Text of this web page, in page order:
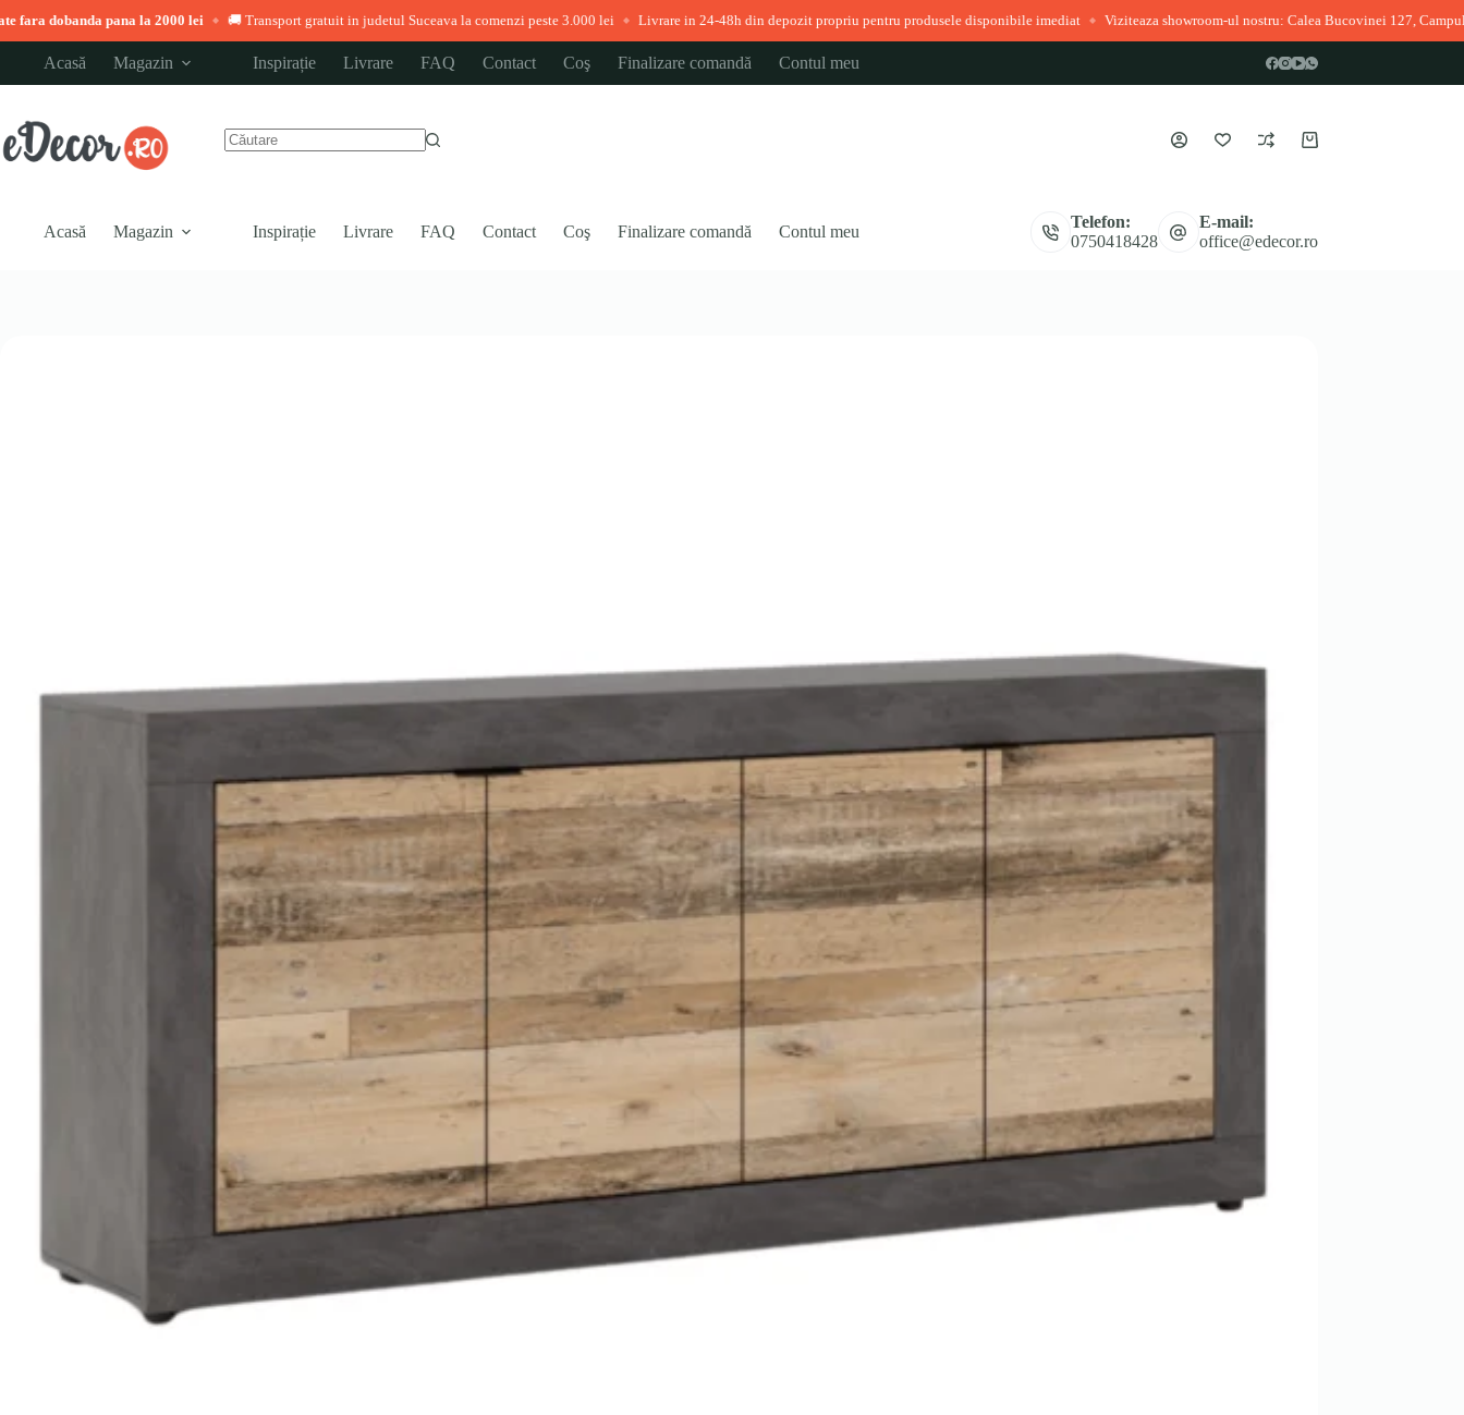
la 2000 lei ◆ 🚚 Transport gratuit in judetul Suceava la comenzi peste 3.000 lei ◆ Livrare in 24-48h din depozit propriu pentru produsele disponibile imediat ◆ Viziteaza showroom-ul nostru: Calea Bucovinei 127, Campulung
conținut
Acasă Magazin Inspirație Livrare FAQ Contact Coş Finalizare comandă Contul meu
Coș
Acasă Magazin Inspirație Livrare FAQ Contact Coş Finalizare comandă Contul meu
Telefon:
0750418428
E-mail:
office@edecor.ro